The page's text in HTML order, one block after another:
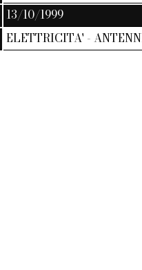
13/10/1999
ELETTRICITA' -